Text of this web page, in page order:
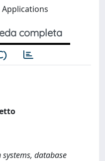
completa
database